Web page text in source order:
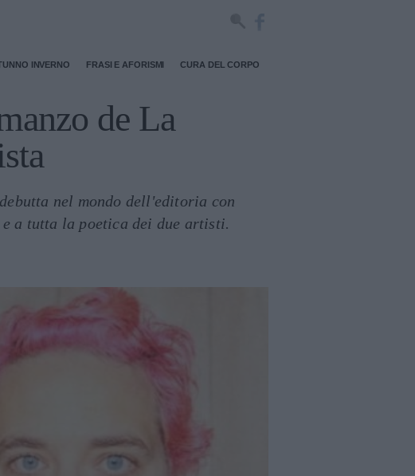
INVERNO FRASI E AFORISMI CURA DEL CORPO
de La
nel mondo dell'editoria con
a tutta la poetica dei due artisti.